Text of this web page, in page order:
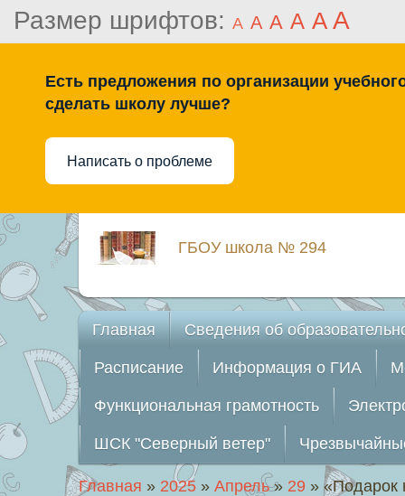
Размер шрифтов: A A A A A A
Есть предложения по организации
сделать школу лучше?
Написать о проблеме
ГБОУ школа № 294
Главная Сведения об
Расписание Информация о ГИА
Функциональная грамотность
ШСК "Северный ветер"
Главная » 2025 » Апрель » 29 » «Подарок